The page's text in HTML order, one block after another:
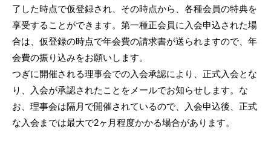
了した時点で仮登録され、その時点から、各種会員の特典を
享受することができます。第一種正会員に入会申込された場
合は、仮登録の時点で年会費の請求書が送られますので、年
会費の振り込みをお願いします。
つぎに開催される理事会での入会承認により、正式入会とな
り、入会が承認されたことをメールでお知らせします。な
お、理事会は隔月で開催されているので、入会申込後、正式
な入会までは最大で2ヶ月程度かかる場合があります。